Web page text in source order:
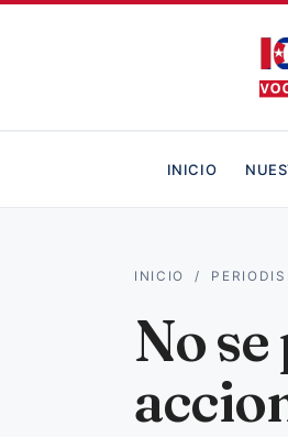
INICIO
INICIO /
No